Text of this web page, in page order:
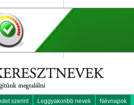
szerint Leggyakoribb nevek Névnapok